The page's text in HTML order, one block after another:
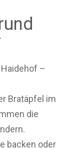
–
Bratäpfel im
die
backen oder